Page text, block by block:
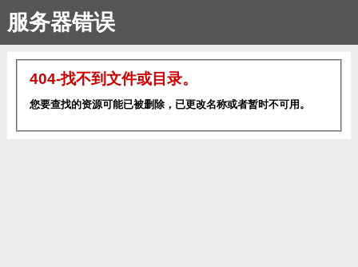
服务器错误
404-找不到文件或目录。
您要查找的资源可能已被删除，已更改名称或者暂时不可用。